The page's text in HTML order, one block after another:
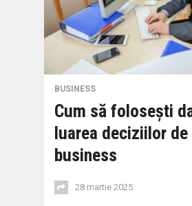
BUSINESS
Cum să folosești
luarea deciziilor de
business
28 martie 2025